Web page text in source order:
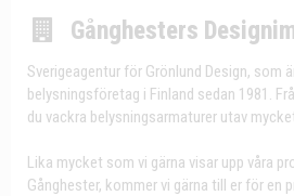
Gånghesters
Sverigeagentur för Grönlund Design, som
belysningsföretag i Finland sedan 1981.
du vackra belysningsarmaturer utav
Lika mycket som vi gärna visar upp våra
Gånghester, kommer vi gärna till er för en